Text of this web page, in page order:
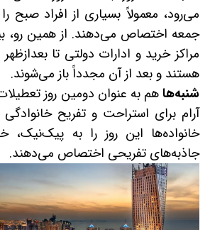
می‌رود، معمولاً بسیاری از افراد صبح
جمعه اختصاص می‌دهند. از همین رو،
مراکز خرید و ادارات دولتی تا
هستند و بعد از آن مجدداً باز می‌شوند.
شنبه‌هاهم به عنوان دومین روز
آرام برای استراحت و تفریح
خانواده‌ها این روز را به پیک‌نیک،
جاذبه‌های تفریحی اختصاص می‌دهند.